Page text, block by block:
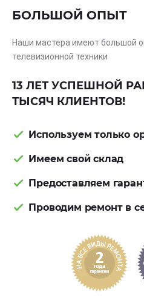
БОЛЬШОЙ ОПЫТ
Наши мастера имеют большой
телевизионной техники
13 ЛЕТ УСПЕШНОЙ
ТЫСЯЧ КЛИЕНТОВ!
Используем только
Имеем свой склад
Предоставляем
Проводим ремонт в